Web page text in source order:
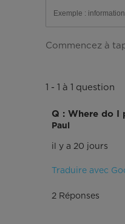
soumission.soumission.
Commencez à
1 - 1 à 1 question
Q : Where do I
Paul
il y a 20 jours
Traduire avec
2 Réponses